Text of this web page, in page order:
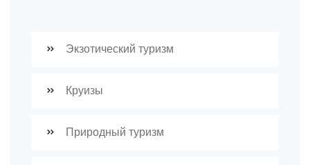
Экзотический туризм
Круизы
Природный туризм